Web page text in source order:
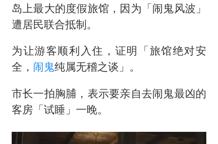
岛上最大的度假旅馆，因为「闹鬼风波」
遭居民联合抵制。
为让游客顺利入住，证明「旅馆绝对安
全， 闹鬼纯属无稽之谈」。
市长一拍胸脯，表示要亲自去闹鬼最凶的
客房「试睡」一晚。